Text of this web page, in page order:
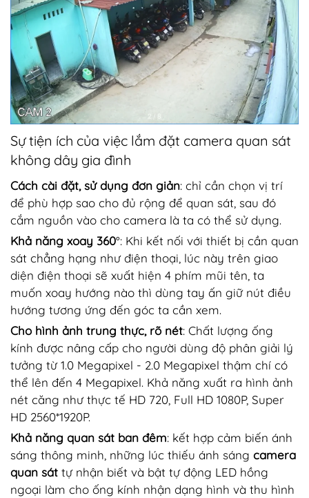
Sự tiện ích của việc lắm đặt camera quan sát
không dây gia đình
Cách cài đặt, sử dụng đơn giản: chỉ cần chọn vị trí
để phù hợp sao cho đủ rộng để quan sát, sau đó
cắm nguồn vào cho camera là ta có thể sử dụng.
Khả năng xoay 360°: Khi kết nối với thiết bị cần quan
sát chẳng hạng như điện thoại, lúc này trên giao
diện điện thoại sẽ xuất hiện 4 phím mũi tên, ta
muốn xoay hướng nào thì dùng tay ấn giữ nút điều
hướng tương ứng đến góc ta cần xem.
Cho hình ảnh trung thực, rõ nét: Chất lượng ống
kính được nâng cấp cho người dùng độ phân giải lý
tưởng từ 1.0 Megapixel - 2.0 Megapixel thậm chí có
thể lên đến 4 Megapixel. Khả năng xuất ra hình ảnh
nét căng như thực tế HD 720, Full HD 1080P, Super
HD 2560*1920P.
Khả năng quan sát ban đêm: kết hợp cảm biến ánh
sáng thông minh, những lúc thiếu ánh sáng camera
quan sát tự nhận biết và bật tự động LED hồng
ngoại làm cho ống kính nhận dạng hình và thu hình